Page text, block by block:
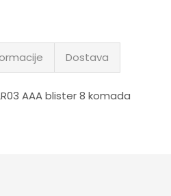
Dostava
AAA blister 8 komada